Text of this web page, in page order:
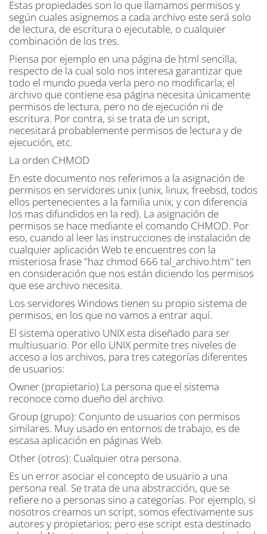
Estas propiedades son lo que llamamos permisos y
según cuales asignemos a cada archivo este será solo
de lectura, de escritura o ejecutable, o cualquier
combinación de los tres.
Piensa por ejemplo en una página de html sencilla,
respecto de la cual solo nos interesa garantizar que
todo el mundo pueda verla pero no modificarla; el
archivo que contiene esa página necesita únicamente
permisos de lectura, pero no de ejecución ni de
escritura. Por contra, si se trata de un script,
necesitará probablemente permisos de lectura y de
ejecución, etc.
La orden CHMOD
En este documento nos referimos a la asignación de
permisos en servidores unix (unix, linux, freebsd, todos
ellos pertenecientes a la familia unix, y con diferencia
los mas difundidos en la red). La asignación de
permisos se hace mediante el comando CHMOD. Por
eso, cuando al leer las instrucciones de instalación de
cualquier aplicación Web te encuentres con la
misteriosa frase "haz chmod 666 tal_archivo.htm" ten
en consideración que nos están diciendo los permisos
que ese archivo necesita.
Los servidores Windows tienen su propio sistema de
permisos, en los que no vamos a entrar aquí.
El sistema operativo UNIX esta diseñado para ser
multiusuario. Por ello UNIX permite tres niveles de
acceso a los archivos, para tres categorías diferentes
de usuarios:
Owner (propietario) La persona que el sistema
reconoce como dueño del archivo.
Group (grupo): Conjunto de usuarios con permisos
similares. Muy usado en entornos de trabajo, es de
escasa aplicación en páginas Web.
Other (otros): Cualquier otra persona.
Es un error asociar el concepto de usuario a una
persona real. Se trata de una abstracción, que se
refiere no a personas sino a categorías. Por ejemplo, si
nosotros creamos un script, somos efectivamente sus
autores y propietarios; pero ese script esta destinado